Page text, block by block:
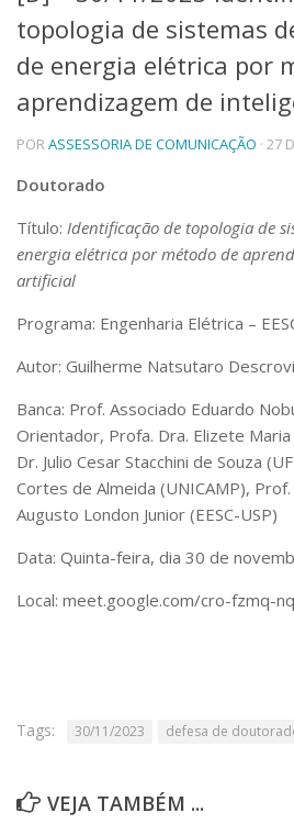
Telefones e Mapas
Pessoas
Ensino
Graduação
Educação a distância
Cursos de Extensão
Linhas de Pesquisa
Centros, Núcleos e Projetos em
Pós-doutorado
Iniciação Científica
Transferência de Tecnologia
Empresas Juniores
Artes, Cultura e Esportes
Museus e Espaços Interativos
Apoio ao Estudante
RH, Administrativo e Financeiro
Jornal da USP
topologia de sistemas
de energia elétrica por
aprendizagem de
PORASSESSORIA DE COMUNICAÇÃO · 27
Doutorado
Título: Identificação de topologia de
energia elétrica por método de
artificial
Programa: Engenharia Elétrica –
Autor: Guilherme Natsutaro
Banca: Prof. Associado Eduardo
Orientador, Profa. Dra. Elizete
Dr. Julio Cesar Stacchini de Souza
Cortes de Almeida (UNICAMP),
Augusto London Junior (EESC-USP)
Data: Quinta-feira, dia 30 de
Local: meet.google.com/cro-fzmq-
Tags: 30/11/2023 defesa de
VEJA TAMBÉM ...